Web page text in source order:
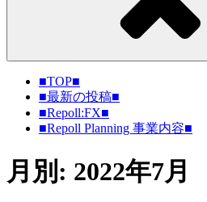
■TOP■
■最新の投稿■
■Repoll:FX■
■Repoll Planning 事業内容■
月別: 2022年7月